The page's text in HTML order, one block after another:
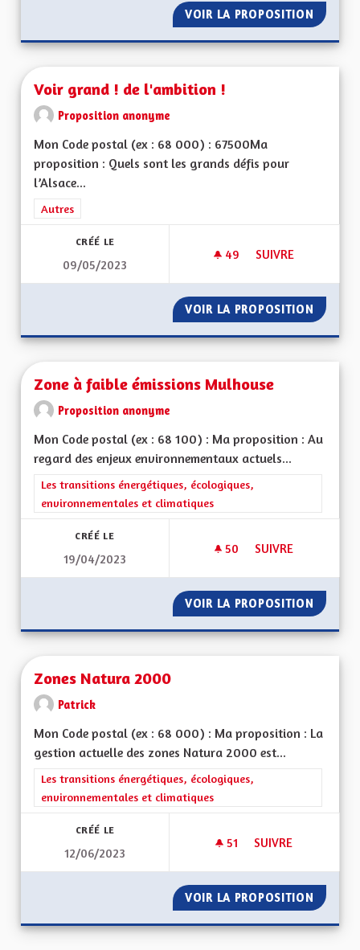
VOIR LA PROPOSITION
Voir grand ! de l'ambition !
Proposition anonyme
Mon Code postal (ex : 68 000) : 67500Ma
proposition : Quels sont les grands défis pour
l’Alsace...
Filtrer les résultats de la catégorie : Autres
Autres
CRÉÉ LE
09/05/2023
49 49 ABONNÉS
SUIVRE
VOIR LA PROPOSITION VOIR
Zone à faible émissions Mulhouse
Proposition anonyme
Mon Code postal (ex : 68 100) : Ma proposition : Au
regard des enjeux environnementaux actuels...
Filtrer les résultats de la catégorie : Les transitions
Les transitions énergétiques, écologiques,
environnementales et climatiques
CRÉÉ LE
19/04/2023
50 50 ABONNÉS
SUIVRE
VOIR LA PROPOSITION ZONE
Zones Natura 2000
Patrick
Mon Code postal (ex : 68 000) : Ma proposition : La
gestion actuelle des zones Natura 2000 est...
Filtrer les résultats de la catégorie : Les transitions
Les transitions énergétiques, écologiques,
environnementales et climatiques
CRÉÉ LE
12/06/2023
51 51 ABONNÉS
SUIVRE
VOIR LA PROPOSITION